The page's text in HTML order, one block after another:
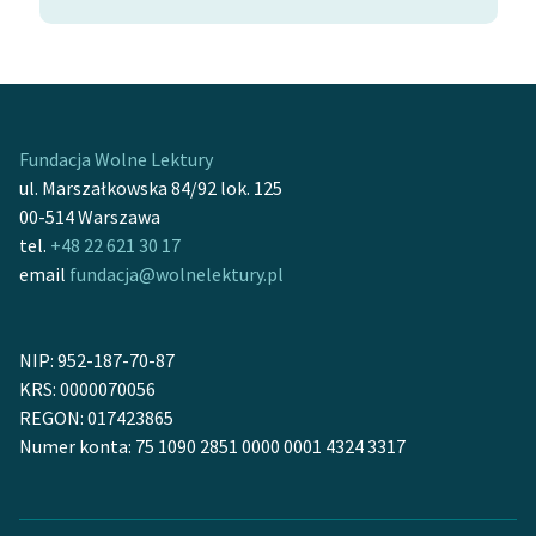
Fundacja Wolne Lektury
ul. Marszałkowska 84/92 lok. 125
00-514 Warszawa
tel. +48 22 621 30 17
email fundacja@wolnelektury.pl
NIP: 952-187-70-87
KRS: 0000070056
REGON: 017423865
Numer konta: 75 1090 2851 0000 0001 4324 3317